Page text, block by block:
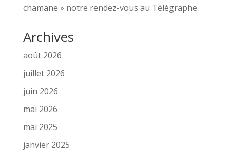
chamane » notre rendez-vous au Télégraphe
Archives
août 2026
juillet 2026
juin 2026
mai 2026
mai 2025
janvier 2025